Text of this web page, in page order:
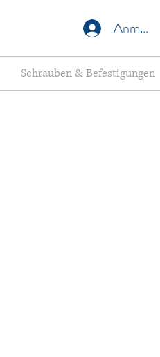
Anmelden
Schrauben & Befestigungen